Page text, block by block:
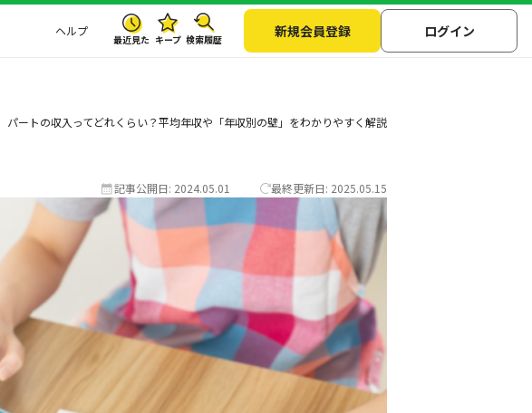
ヘルプ
最近見た キープ 検索履歴 新規会員登録 ログイン
パートの収入ってどれくらい？平均年収や「年収別の壁」をわかりやすく解説
記事公開日: 2024.05.01 最終更新日: 2025.05.15